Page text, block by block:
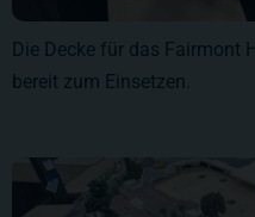
Die Decke für das Fairmont
bereit zum Einsetzen.